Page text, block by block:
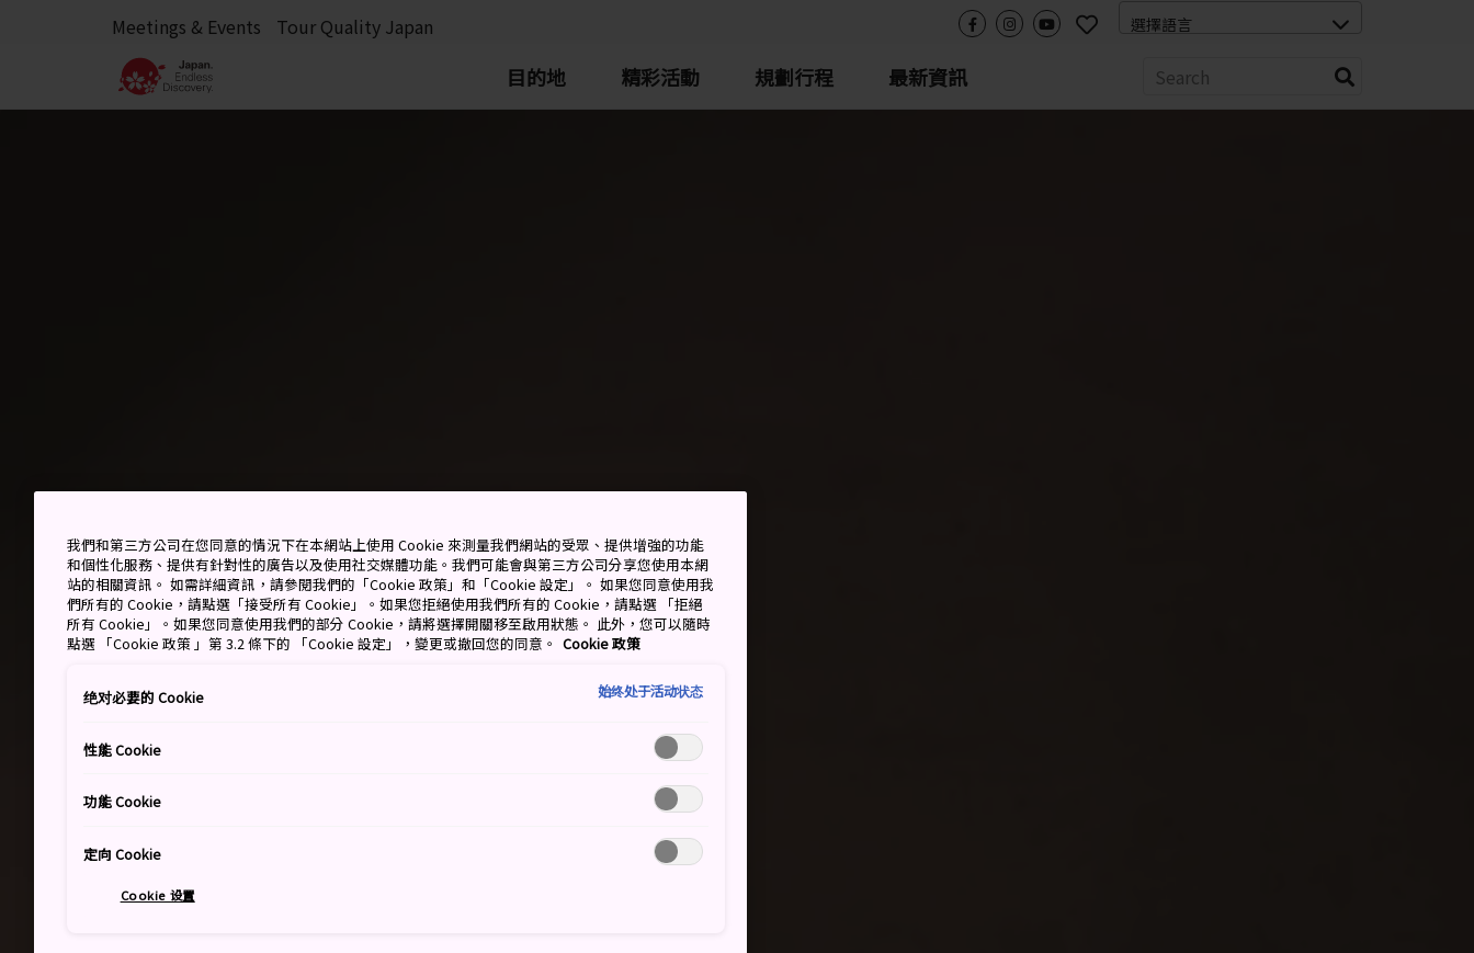
Meetings & Events Tour Quality Japan
目的地 精彩活動 規劃行程 最新資訊
我們和第三方公司在您同意的情況下在本網站上使用 Cookie 來測量我們網站的受眾、提供增強的功能
和個性化服務、提供有針對性的廣告以及使用社交媒體功能。我們可能會與第三方公司分享您使用本網
站的相關資訊。 如需詳細資訊，請參閱我們的「Cookie 政策」和「Cookie 設定」。 如果您同意使用我
們所有的 Cookie，請點選「接受所有 Cookie」。如果您拒絕使用我們所有的 Cookie，請點選 「拒絕
所有 Cookie」。如果您同意使用我們的部分 Cookie，請將選擇開關移至啟用狀態。 此外，您可以隨時
點選 「Cookie 政策 」第 3.2 條下的 「Cookie 設定」，變更或撤回您的同意。 Cookie 政策
绝对必要的 Cookie 始终处于活动状态
性能 Cookie
功能 Cookie
定向 Cookie
Cookie 设置